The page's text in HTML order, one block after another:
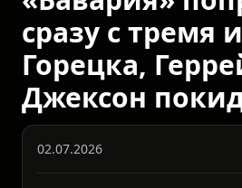
сразу с тремя
Горецка,
Джексон
02.07.2026